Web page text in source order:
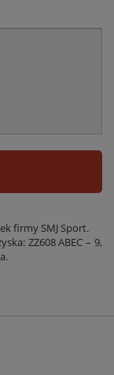
firmy SMJ Sport.
ZZ608 ABEC – 9,